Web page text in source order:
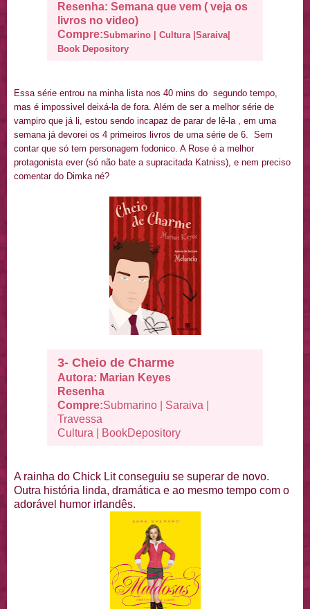
Resenha: Semana que vem( veja os
livros no video)
Compre:Submarino |Cultura|Saraiva|
Book Depository
Essa série entrou na minha lista nos 40 mins do segundo tempo,
mas é impossivel deixá-la de fora. Além de ser a melhor série de
vampiro que já li, estou sendo incapaz de parar de lê-la , em uma
semana já devorei os 4 primeiros livros de uma série de 6. Sem
contar que só tem personagem fodonico. A Rose é a melhor
protagonista ever (só não bate a supracitada Katniss), e nem preciso
comentar do Dimka né?
3- Cheio de Charme
Autora: Marian Keyes
Resenha
Compre:Submarino Saraiva
Travessa
Cultura
BookDepository
A rainha do Chick Lit conseguiu se superar de novo.
Outra história linda, dramática e ao mesmo tempo com o
adorável humor irlandês.